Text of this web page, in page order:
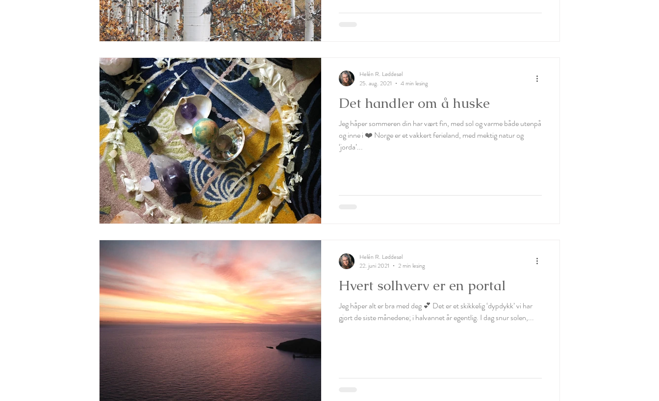
Det handler om å huske
Jeg håper sommeren din har vært fin, med sol og varme både utenpå
og inne i ❤️ Norge er et vakkert ferieland, med mektig natur og
‘jorda’...
Helén R. Løddesøl
25. aug. 2021
4 min lesing
Hvert solhverv er en portal
Jeg håper alt er bra med deg 💕 Det er et skikkelig ‘dypdykk’ vi har
gjort de siste månedene; i halvannet år egentlig. I dag snur solen,...
Helén R. Løddesøl
22. juni 2021
2 min lesing